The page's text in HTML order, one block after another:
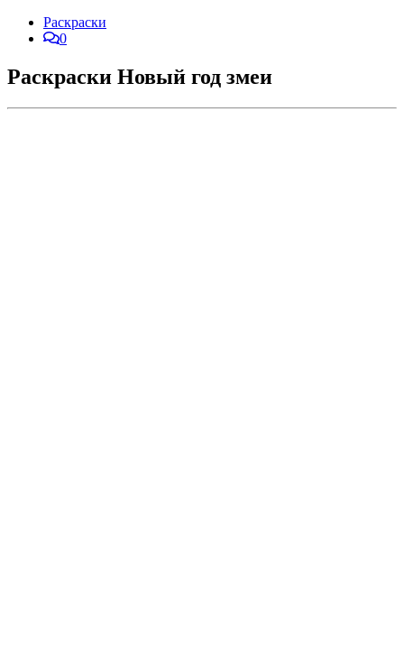
Раскраски
0
Раскраски Новый год змеи